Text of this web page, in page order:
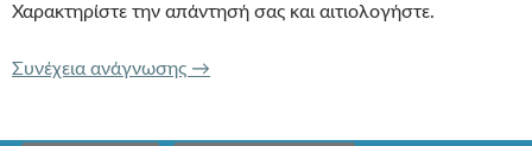
Χαρακτηρίστε την απάντησή σας και αιτιολογήστε.
Συνέχεια ανάγνωσης ΔΙΑΤΑΞΗ ΚΑΙ ΟΡΙΟ ΣΥΝΑΡΤΗΣΗΣ
→